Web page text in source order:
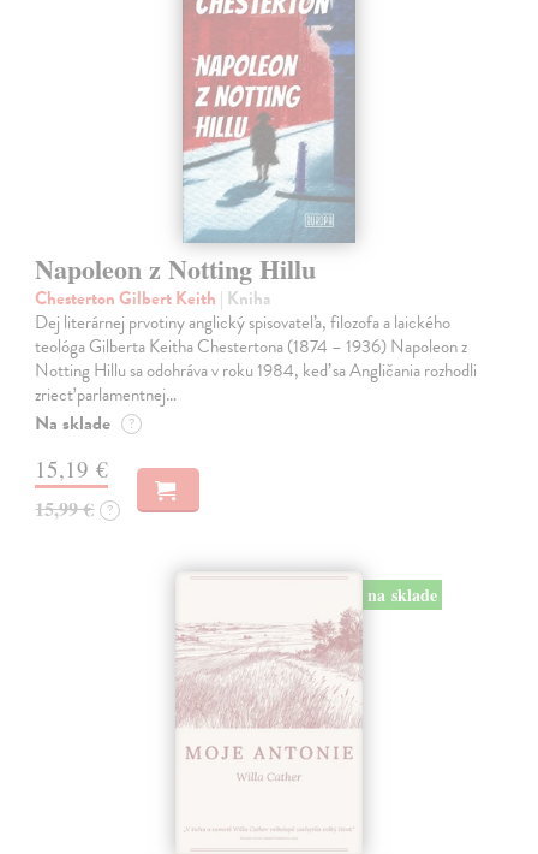
Napoleon z Notting Hillu
Chesterton Gilbert Keith | Kniha
Dej literárnej prvotiny anglický spisovateľa, filozofa a laického
teológa Gilberta Keitha Chestertona (1874 – 1936) Napoleon z
Notting Hillu sa odohráva v roku 1984, keď sa Angličania rozhodli
zriecť parlamentnej…
Na sklade ?
15,19 €
15,99 € ?
na sklade